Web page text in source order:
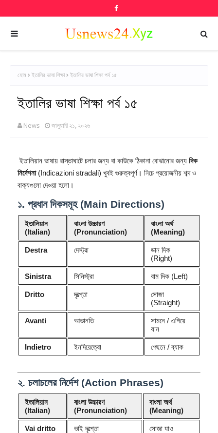
হোম ইতালির ভাষা শিক্ষা ইতালির ভাষা শিক্ষা পর্ব ১৫
ইতালির ভাষা শিক্ষা পর্ব ১৫
News জানুয়ারি ২১, ২০২৬
ইতালিয়ান ভাষায় রাস্তাঘাটে চলার জন্য বা কাউকে ঠিকানা বোঝানোর জন্য দিক
নির্দেশনা(Indicazioni stradali) খুবই গুরুত্বপূর্ণ। নিচে প্রয়োজনীয় শব্দ ও
বাক্যগুলো দেওয়া হলো।
১. প্রধান দিকসমূহ (Main Directions)
ইতালিয়ান
(Italian)
বাংলা উচ্চারণ
(Pronunciation)
বাংলা অর্থ
(Meaning)
Destra দেস্ট্রা
ডান দিক
(Right)
Sinistra সিনিস্ট্রা বাম দিক (Left)
Dritto দৃত্প্তো
সোজা
(Straight)
Avanti আভানতি
সামনে / এগিয়ে
যান
Indietro ইনদিয়েত্রো পেছনে / ব্যাক
২. চলাচলের নির্দেশ (Action Phrases)
ইতালিয়ান
(Italian)
বাংলা উচ্চারণ
(Pronunciation)
বাংলা অর্থ
(Meaning)
Vai dritto ভাই দৃত্প্তো সোজা যাও